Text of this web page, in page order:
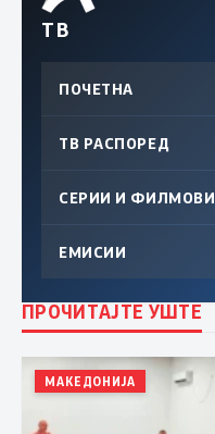
ТВ
ПОЧЕТНА
ТВ РАСПОРЕД
СЕРИИ И ФИЛМОВИ
ЕМИСИИ
ПРОЧИТАЈТЕ УШТЕ
МАКЕДОНИЈА